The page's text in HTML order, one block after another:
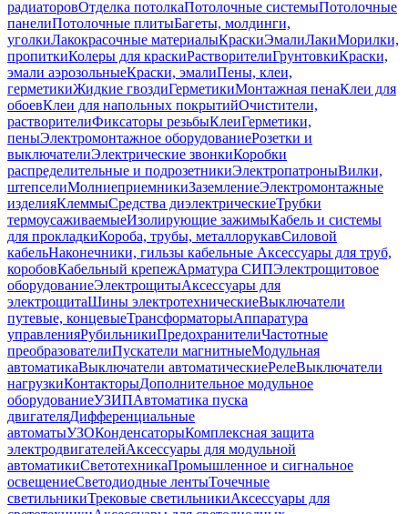
радиаторовОтделка потолкаПотолочные системыПотолочные
панелиПотолочные плитыБагеты, молдинги,
уголкиЛакокрасочные материалыКраскиЭмалиЛакиМорилки,
пропиткиКолеры для краскиРастворителиГрунтовкиКраски,
эмали аэрозольныеКраски, эмалиПены, клеи,
герметикиЖидкие гвоздиГерметикиМонтажная пенаКлеи для
обоевКлеи для напольных покрытийОчистители,
растворителиФиксаторы резьбыКлеиГерметики,
пеныЭлектромонтажное оборудованиеРозетки и
выключателиЭлектрические звонкиКоробки
распределительные и подрозетникиЭлектропатроныВилки,
штепселиМолниеприемникиЗаземлениеЭлектромонтажные
изделияКлеммыСредства диэлектрическиеТрубки
термоусаживаемыеИзолирующие зажимыКабель и системы
для прокладкиКороба, трубы, металлорукавСиловой
кабельНаконечники, гильзы кабельные Аксессуары для труб,
коробовКабельный крепежАрматура СИПЭлектрощитовое
оборудованиеЭлектрощитыАксессуары для
электрощитаШины электротехническиеВыключатели
путевые, концевыеТрансформаторыАппаратура
управленияРубильникиПредохранителиЧастотные
преобразователиПускатели магнитныеМодульная
автоматикаВыключатели автоматическиеРелеВыключатели
нагрузкиКонтакторыДополнительное модульное
оборудованиеУЗИПАвтоматика пуска
двигателяДифференциальные
автоматыУЗОКонденсаторыКомплексная защита
электродвигателейАксессуары для модульной
автоматикиСветотехникаПромышленное и сигнальное
освещениеСветодиодные лентыТочечные
светильникиТрековые светильникиАксессуары для